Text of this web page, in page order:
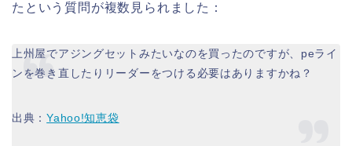
たという質問が複数見られました：
上州屋でアジングセットみたいなのを買ったのですが、peライ
ンを巻き直したりリーダーをつける必要はありますかね？
出典：Yahoo!知恵袋